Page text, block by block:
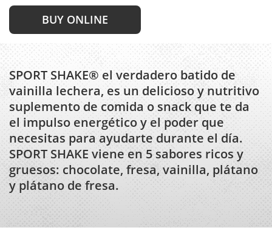
BUY ONLINE
SPORT SHAKE® el verdadero batido de
vainilla lechera, es un delicioso y nutritivo
suplemento de comida o snack que te da
el impulso energético y el poder que
necesitas para ayudarte durante el día.
SPORT SHAKE viene en 5 sabores ricos y
gruesos: chocolate, fresa, vainilla, plátano
y plátano de fresa.